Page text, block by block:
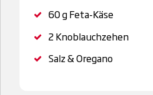
60 gFeta-Käse
2 Knoblauchzehen
Salz & Oregano